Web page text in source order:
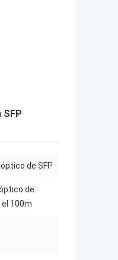
de SFP
de
el 100m